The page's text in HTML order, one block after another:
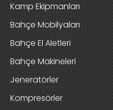
Kamp Ekipmanları
Bahçe Mobilyaları
Bahçe El Aletleri
Bahçe Makineleri
Jeneratörler
Kompresörler